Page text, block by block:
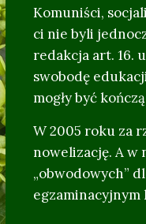
Komuniści,
ci nie byli
redakcja art. 16.
swobodę
mogły być
W 2005 roku za
nowelizację. A w
„obwodowych”
egzaminacyjnym